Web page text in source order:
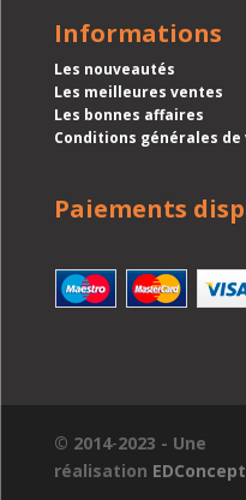
Informations
Les nouveautés
Les meilleures ventes
Les bonnes affaires
Conditions générales de
Paiements
© 2014-2023 - Une
réalisation